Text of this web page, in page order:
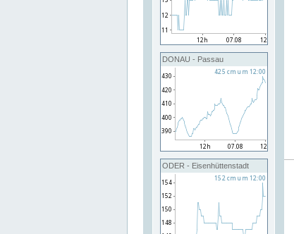
DONAU - Passau
ODER - Eisenhüttenstadt